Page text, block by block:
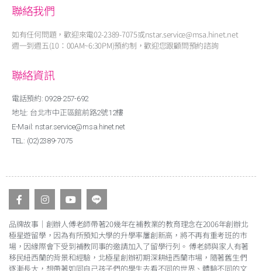
聯絡我們
如有任何問題，歡迎來電02-2389-7075或nstar.service@msa.hinet.net
週一到週五(10：00AM~6:30PM)預約制，歡迎您跟顧問預約諮詢
聯絡資訊
電話預約: 0928-257-692
地址: 台北市中正區館前路2號12樓
E-Mail: nstar.service@msa.hinet.net
TEL: (02)2389-7075
品牌故事｜創辦人傅老師帶著20幾年在補教業的教育理念在2006年創辦北
極星遊留學，因為有所預知大學的升學率屢創新高，將不再有重考班的市
場，因緣際會下受到補教同事的邀請加入了留學行列。 傅老師與家人有著
移民紐西蘭的背景和經驗，北極星創辦初期深耕紐西蘭市場，隨著舊生們
逐漸長大，想帶著如同自己孩子們的學生去看不同的世界、體驗不同的文